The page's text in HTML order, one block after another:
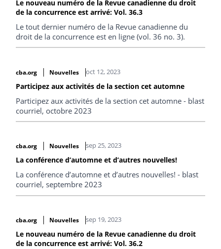
Le nouveau numéro de la Revue canadienne du droit
de la concurrence est arrivé: Vol. 36.3
Le tout dernier numéro de la Revue canadienne du
droit de la concurrence est en ligne (vol. 36 no. 3).
cba.org Nouvelles oct 12, 2023
Participez aux activités de la section cet automne
Participez aux activités de la section cet automne - blast
courriel, octobre 2023
cba.org Nouvelles sep 25, 2023
La conférence d’automne et d’autres nouvelles!
La conférence d’automne et d’autres nouvelles! - blast
courriel, septembre 2023
cba.org Nouvelles sep 19, 2023
Le nouveau numéro de la Revue canadienne du droit
de la concurrence est arrivé: Vol. 36.2